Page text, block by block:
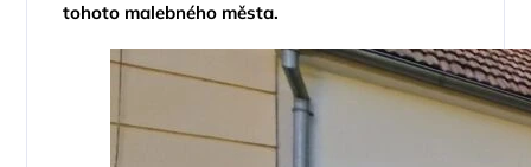
tohoto malebného města.